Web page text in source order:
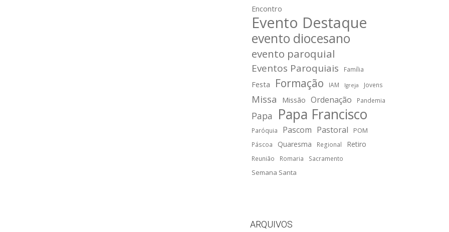
Encontro
Evento Destaque
evento diocesano
evento paroquial
Eventos Paroquiais Família
Festa Formação IAM Igreja Jovens
Missa Missão Ordenação Pandemia
Papa Papa Francisco
Paróquia Pascom Pastoral POM
Páscoa Quaresma Regional Retiro
Reunião Romaria Sacramento
Semana Santa
ARQUIVOS